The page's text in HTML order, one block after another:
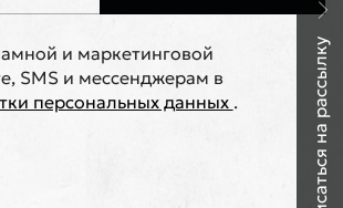
и маркетинговой
SMS и мессенджерам в
персональных данных . Подписаться на рассылку